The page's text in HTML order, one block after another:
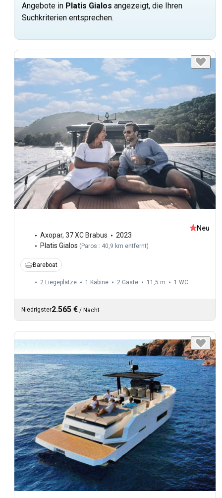
Angebote in Platis Gialos angezeigt, die Ihren
Suchkriterien entsprechen.
Axopar, 37 XC Brabus
2023
Platis Gialos ( Paros : 40,9 km entfernt)
Neu
Bareboat
2 Liegeplätze 1 Kabine 2 Gäste 11,5 m 1 WC
Niedrigster2.565 € / Nacht